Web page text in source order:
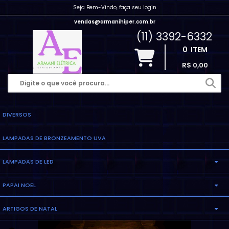
Seja Bem-Vindo, faça seu login
vendas@armanihiper.com.br
(11) 3392-6332
0 ITEM
R$ 0,00
DIVERSOS
LAMPADAS DE BRONZEAMENTO UVA
LAMPADAS DE LED
LAMPADA ELETRONICA
LAMPADA MILHO
PAPAI NOEL
INFLAVEL
ARTIGOS DE NATAL